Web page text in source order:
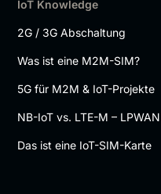
IoT Knowledge
2G / 3G Abschaltung
Was ist eine M2M-SIM?
5G für M2M & IoT-Projekte
NB-IoT vs. LTE-M – LPWAN
Das ist eine IoT-SIM-Karte